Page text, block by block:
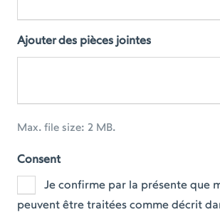
Ajouter des pièces jointes
Max. file size: 2 MB.
Consent
Je confirme par la présente que
peuvent être traitées comme décrit